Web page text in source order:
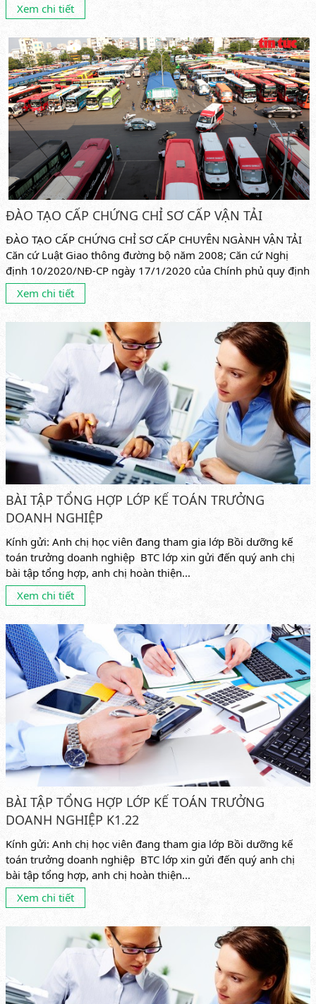
Xem chi tiết
ĐÀO TẠO CẤP CHỨNG CHỈ SƠ CẤP VẬN TẢI
ĐÀO TẠO CẤP CHỨNG CHỈ SƠ CẤP CHUYÊN NGÀNH VẬN TẢI
Căn cứ Luật Giao thông đường bộ năm 2008; Căn cứ Nghị
định 10/2020/NĐ-CP ngày 17/1/2020 của Chính phủ quy định
về kinh...
Xem chi tiết
BÀI TẬP TỔNG HỢP LỚP KẾ TOÁN TRƯỞNG
DOANH NGHIỆP
Kính gửi: Anh chị học viên đang tham gia lớp Bồi dưỡng kế
toán trưởng doanh nghiệp BTC lớp xin gửi đến quý anh chị
bài tập tổng hợp, anh chị hoàn thiện...
Xem chi tiết
BÀI TẬP TỔNG HỢP LỚP KẾ TOÁN TRƯỞNG
DOANH NGHIỆP K1.22
Kính gửi: Anh chị học viên đang tham gia lớp Bồi dưỡng kế
toán trưởng doanh nghiệp BTC lớp xin gửi đến quý anh chị
bài tập tổng hợp, anh chị hoàn thiện...
Xem chi tiết